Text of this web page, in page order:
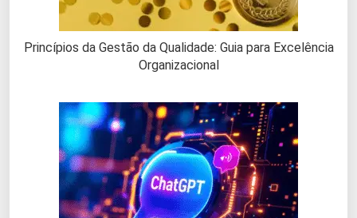
Princípios da Gestão da Qualidade: Guia para Excelência
Organizacional